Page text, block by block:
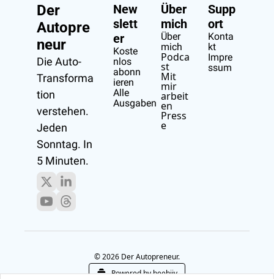
Der
Autopre
neur
Die Auto-
Transforma
tion
verstehen.
Jeden
Sonntag. In
5 Minuten.
New
slett
er
Koste
nlos
abonn
ieren
Alle
Ausgaben
Über
mich
Über
mich
Podca
st
Mit
mir
arbeit
en
Press
e
Supp
ort
Konta
kt
Impre
ssum
© 2026 Der Autopreneur.
Powered by beehiiv